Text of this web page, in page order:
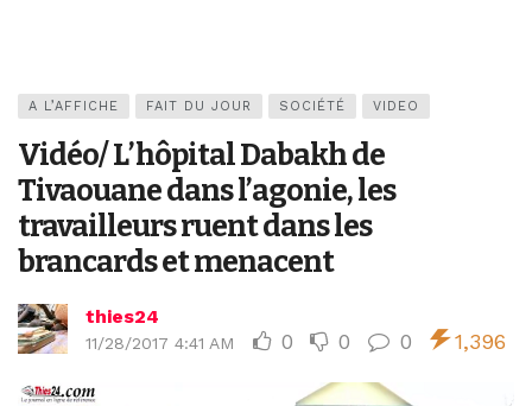
A L’AFFICHE FAIT DU JOUR SOCIÉTÉ VIDEO
Vidéo/ L’hôpital Dabakh de
Tivaouane dans l’agonie, les
travailleurs ruent dans les
brancards et menacent
thies24
11/28/2017 4:41 AM 0 0 0 1,396